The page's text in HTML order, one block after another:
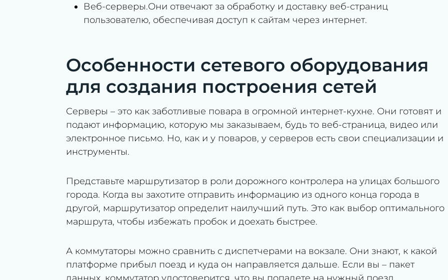
Веб-серверы.Они отвечают за обработку и доставку веб-страниц
пользователю, обеспечивая доступ к сайтам через интернет.
Особенности сетевого оборудования
для создания построения сетей
Серверы – это как заботливые повара в огромной интернет-кухне. Они готовят и
подают информацию, которую мы заказываем, будь то веб-страница, видео или
электронное письмо. Но, как и у поваров, у серверов есть свои специализации и
инструменты.
Представьте маршрутизатор в роли дорожного контролера на улицах большого
города. Когда вы захотите отправить информацию из одного конца города в
другой, маршрутизатор определит наилучший путь. Это как выбор оптимального
маршрута, чтобы избежать пробок и доехать быстрее.
А коммутаторы можно сравнить с диспетчерами на вокзале. Они знают, к какой
платформе прибыл поезд и куда он направляется дальше. Если вы – пакет